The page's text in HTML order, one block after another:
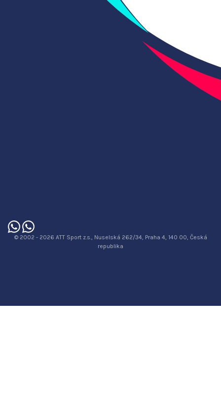
© 2002 - 2026 ATT Sport z.s., Nuselská 262/34, Praha 4, 140 00, Česká
republika